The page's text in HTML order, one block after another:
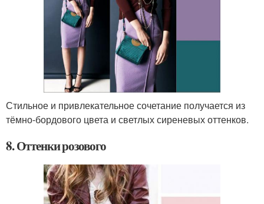
Стильное и привлекательное сочетание получается из
тёмно-бордового цвета и светлых сиреневых оттенков.
8. Оттенки розового